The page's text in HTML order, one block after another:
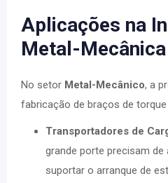
Aplicações na
Metal-Mecânica
No setor Metal-Mecânico, a
fabricação de braços de torque
Transportadores de
grande porte precisam de
suportar o arranque de